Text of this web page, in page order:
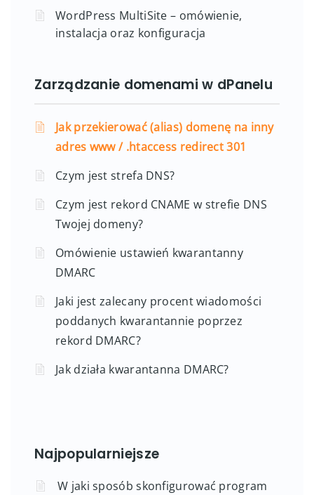
WordPress MultiSite – omówienie,
instalacja oraz konfiguracja
Zarządzanie domenami w dPanelu
Jak przekierować (alias) domenę na inny
adres www / .htaccess redirect 301
Czym jest strefa DNS?
Czym jest rekord CNAME w strefie DNS
Twojej domeny?
Omówienie ustawień kwarantanny
DMARC
Jaki jest zalecany procent wiadomości
poddanych kwarantannie poprzez
rekord DMARC?
Jak działa kwarantanna DMARC?
Najpopularniejsze
W jaki sposób skonfigurować program